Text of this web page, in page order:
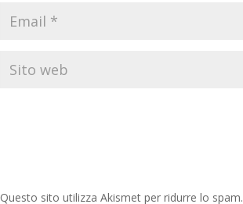
Questo sito utilizza Akismet per ridurre lo spam.